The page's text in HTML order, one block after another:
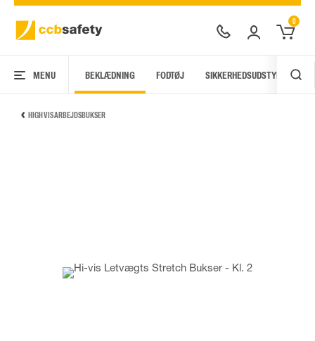
0
MENU BEKLÆDNING FODTØJ SIKKERHEDSUDSTYR
HIGH VIS ARBEJDSBUKSER